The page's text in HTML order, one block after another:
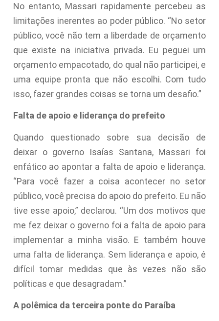
No entanto, Massari rapidamente percebeu as
limitações inerentes ao poder público. “No setor
público, você não tem a liberdade de orçamento
que existe na iniciativa privada. Eu peguei um
orçamento empacotado, do qual não participei, e
uma equipe pronta que não escolhi. Com tudo
isso, fazer grandes coisas se torna um desafio.”
Falta de apoio e liderança do prefeito
Quando questionado sobre sua decisão de
deixar o governo Isaías Santana, Massari foi
enfático ao apontar a falta de apoio e liderança.
“Para você fazer a coisa acontecer no setor
público, você precisa do apoio do prefeito. Eu não
tive esse apoio,” declarou. “Um dos motivos que
me fez deixar o governo foi a falta de apoio para
implementar a minha visão. E também houve
uma falta de liderança. Sem liderança e apoio, é
difícil tomar medidas que às vezes não são
políticas e que desagradam.”
A polêmica da terceira ponte do Paraíba